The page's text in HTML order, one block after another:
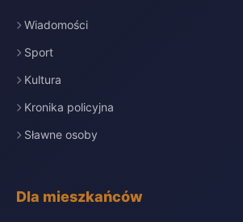
Wiadomości
Sport
Kultura
Kronika policyjna
Sławne osoby
Dla mieszkańców